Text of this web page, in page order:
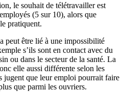
le souhait de télétravailler est
(5 sur 10), alors que
pratiquent.
peut être lié à une impossibilité
s’ils sont en contact avec du
ou dans le secteur de la santé. La
elle aussi différente selon les
jugent que leur emploi pourrait faire
que parmi les ouvriers.